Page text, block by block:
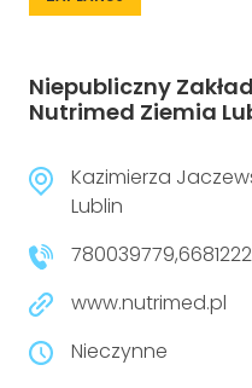
Niepubliczny
Nutrimed Ziemia
Kazimierza
Lublin
www.nutrimed.pl
Nieczynne